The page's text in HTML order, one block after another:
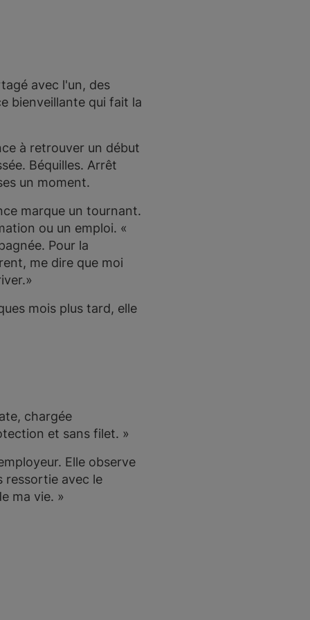
avec l'un, des
bienveillante qui fait la
à retrouver un début
Béquilles. Arrêt
un moment.
marque un tournant.
ou un emploi. «
Pour la
me dire que moi
mois plus tard, elle
chargée
et sans filet. »
Elle observe
ressortie avec le
ma vie. »